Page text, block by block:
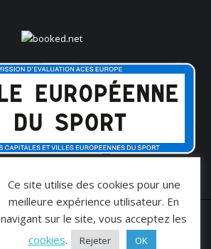
Ce site utilise des cookies pour une
meilleure expérience utilisateur. En
navigant sur le site, vous acceptez les
cookies. Rejeter OK